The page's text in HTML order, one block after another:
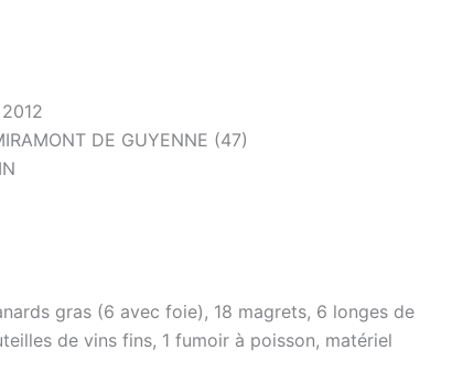
DE GUYENNE (47)
gras (6 avec foie), 18 magrets, 6 longes de
de vins fins, 1 fumoir à poisson, matériel